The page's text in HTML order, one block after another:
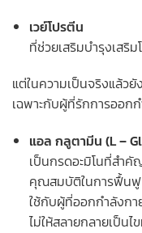
เวย์โปรตีน
ที่ช่วยเสริมบำรุงเสริ
แต่ในความเป็นจริงแล้ว
เฉพาะกับผู้ที่รักการออก
แอล กลูตามีน (L –
เป็นกรดอะมิโนที่สำ
คุณสมบัติในการฟื้นฟู
ใช้กับผู้ที่ออกกำลังกา
ไม่ให้สลายกลายเป็น